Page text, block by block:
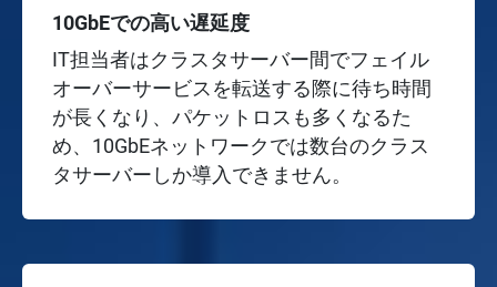
10GbEでの高い遅延度
IT担当者はクラスタサーバー間でフェイル
オーバーサービスを転送する際に待ち時間
が長くなり、パケットロスも多くなるた
め、10GbEネットワークでは数台のクラス
タサーバーしか導入できません。